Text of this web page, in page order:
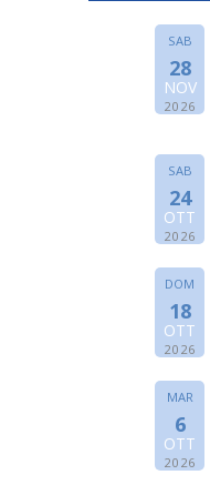
SAB
28
NOV
2026
SAB
24
OTT
2026
DOM
18
OTT
2026
MAR
6
OTT
2026